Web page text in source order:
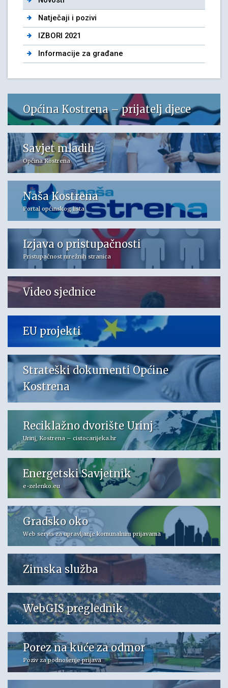
Natječaji i pozivi
IZBORI 2021
Informacije za građane
Općina Kostrena – prijatelj djece
Savjet mladih
Općina Kostrena
Naša Kostrena
Portal općinskog lista
Izjava o pristupačnosti
Pristupačnost mrežnih stranica
Video sjednice
EU projekti
Strateški dokumenti Općine
Kostrena
Reciklažno dvorište Urinj
Urinj, Kostrena – cistocarijeka.hr
Energetski Savjetnik
e-zelenko.eu
Gradsko oko
Web servis za upravljanje komunalnim prijavama
Zimska služba
WebGIS preglednik
Porez na kuće za odmor
Poziv za podnošenje prijava